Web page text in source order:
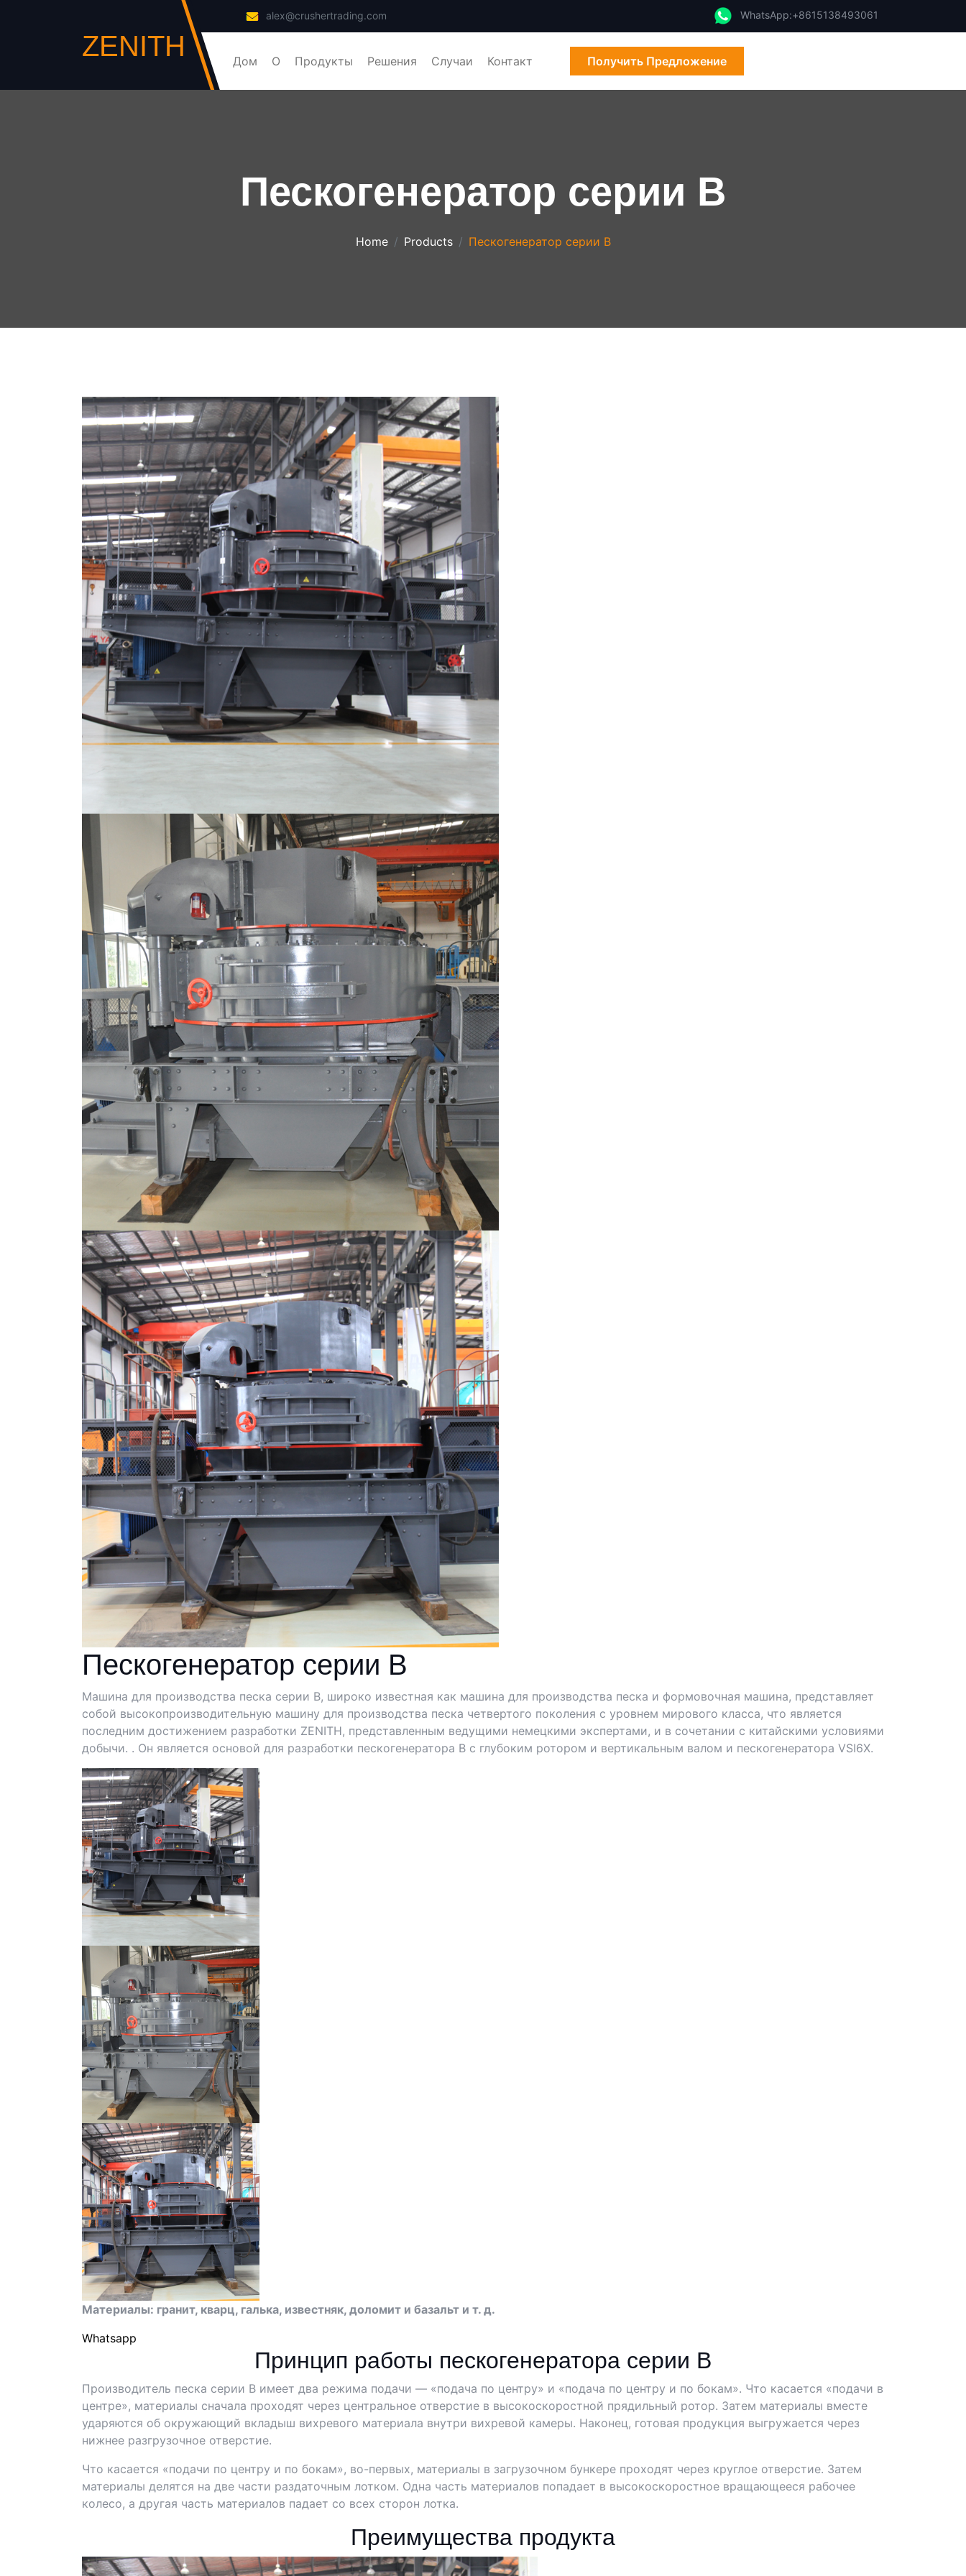
ZENITH
alex@crushertrading.com WhatsApp:+8615138493061
Дом О Продукты Решения Случаи Контакт Получить Предложение
Пескогенератор серии B
Home Products Пескогенератор серии B
Пескогенератор серии B
Машина для производства песка серии B, широко известная как машина для производства песка и формовочная машина, представляет
собой высокопроизводительную машину для производства песка четвертого поколения с уровнем мирового класса, что является
последним достижением разработки ZENITH, представленным ведущими немецкими экспертами, и в сочетании с китайскими условиями
добычи. . Он является основой для разработки пескогенератора B с глубоким ротором и вертикальным валом и пескогенератора VSI6X.
Материалы: гранит, кварц, галька, известняк, доломит и базальт и т. д.
Whatsapp
Принцип работы пескогенератора серии B
Производитель песка серии B имеет два режима подачи — «подача по центру» и «подача по центру и по бокам». Что касается «подачи в
центре», материалы сначала проходят через центральное отверстие в высокоскоростной прядильный ротор. Затем материалы вместе
ударяются об окружающий вкладыш вихревого материала внутри вихревой камеры. Наконец, готовая продукция выгружается через
нижнее разгрузочное отверстие.
Что касается «подачи по центру и по бокам», во-первых, материалы в загрузочном бункере проходят через круглое отверстие. Затем
материалы делятся на две части раздаточным лотком. Одна часть материалов попадает в высокоскоростное вращающееся рабочее
колесо, а другая часть материалов падает со всех сторон лотка.
Преимущества продукта